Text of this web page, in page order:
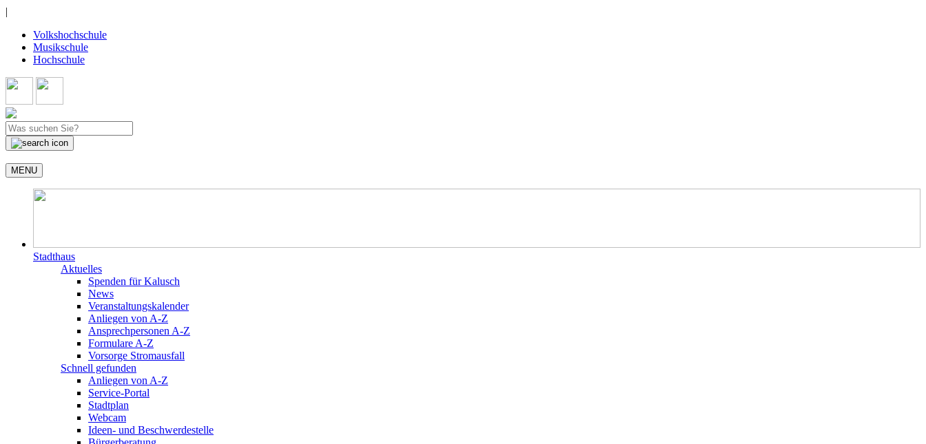
|
Volkshochschule
Musikschule
Hochschule
MENU
Stadthaus
Aktuelles
Spenden für Kalusch
News
Veranstaltungskalender
Anliegen von A-Z
Ansprechpersonen A-Z
Formulare A-Z
Vorsorge Stromausfall
Schnell gefunden
Anliegen von A-Z
Service-Portal
Stadtplan
Webcam
Ideen- und Beschwerdestelle